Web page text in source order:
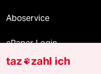
Aboservice
ePaper Login
Downloads für
taz zahl ich